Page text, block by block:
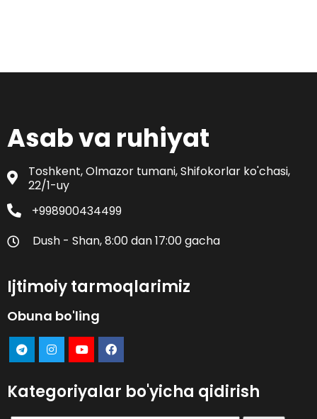
Asab va ruhiyat
Toshkent, Olmazor tumani, Shifokorlar ko'chasi,
22/1-uy
+998900434499
Dush - Shan, 8:00 dan 17:00 gacha
Ijtimoiy tarmoqlarimiz
Obuna bo'ling
Kategoriyalar bo'yicha qidirish